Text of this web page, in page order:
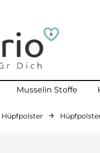
Musselin Stoffe